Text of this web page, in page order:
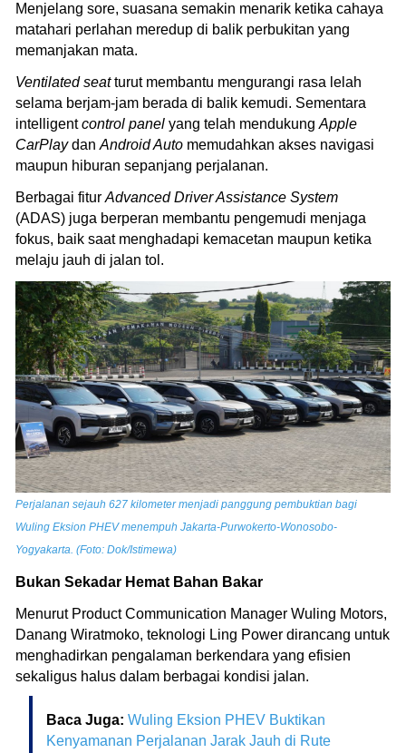
Menjelang sore, suasana semakin menarik ketika cahaya
matahari perlahan meredup di balik perbukitan yang
memanjakan mata.
Ventilated seatturut membantu mengurangi rasa lelah
selama berjam-jam berada di balik kemudi. Sementara
intelligentcontrol panel yang telah mendukung Apple
CarPlaydan Android Auto memudahkan akses navigasi
maupun hiburan sepanjang perjalanan.
Berbagai fitur Advanced Driver Assistance System
(ADAS) juga berperan membantu pengemudi menjaga
fokus, baik saat menghadapi kemacetan maupun ketika
melaju jauh di jalan tol.
Perjalanan sejauh 627 kilometer menjadi panggung pembuktian bagi
Wuling Eksion PHEV menempuh Jakarta-Purwokerto-Wonosobo-
Yogyakarta. (Foto: Dok/Istimewa)
Bukan Sekadar Hemat Bahan Bakar
Menurut Product Communication Manager Wuling Motors,
Danang Wiratmoko, teknologi Ling Power dirancang untuk
menghadirkan pengalaman berkendara yang efisien
sekaligus halus dalam berbagai kondisi jalan.
Baca Juga: Wuling Eksion PHEV Buktikan
Kenyamanan Perjalanan Jarak Jauh di Rute